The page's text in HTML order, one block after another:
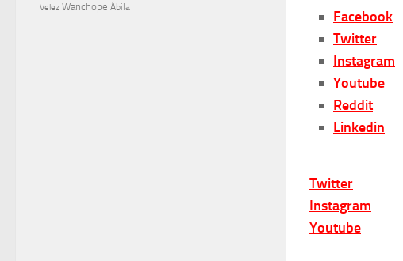
Facebook
Twitter
Instagram
Youtube
Reddit
Linkedin
Twitter
Instagram
Youtube
Velez Wanchope Ábila